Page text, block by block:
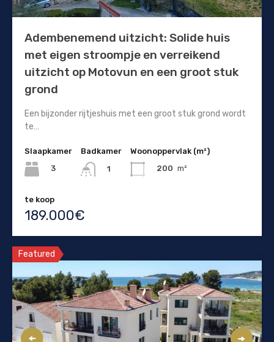
Adembenemend uitzicht: Solide huis
met eigen stroompje en verreikend
uitzicht op Motovun en een groot stuk
grond
Een bijzonder rijtjeshuis met een groot stuk grond wordt
te…
Slaapkamer
3
Badkamer
1
Woonoppervlak (m²)
200 m²
te koop
189.000€
Featured